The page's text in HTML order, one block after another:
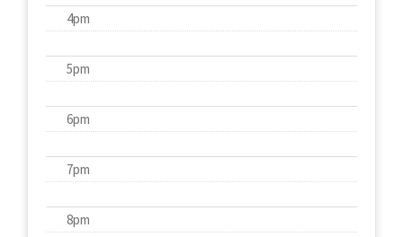
4pm
5pm
6pm
7pm
8pm